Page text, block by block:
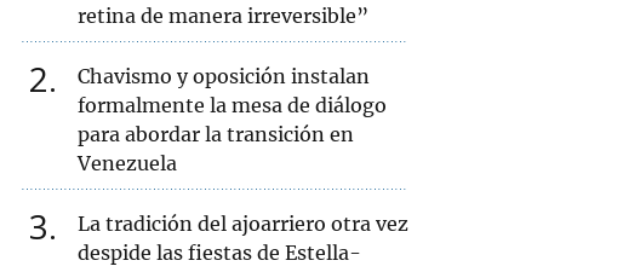
retina de manera irreversible”
2
Chavismo y oposición instalan
formalmente la mesa de diálogo
para abordar la transición en
Venezuela
3
La tradición del ajoarriero otra vez
despide las fiestas de Estella-